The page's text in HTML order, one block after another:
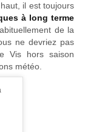
il est toujours
à long terme
de la
ne devriez pas
Vis hors saison
météo.